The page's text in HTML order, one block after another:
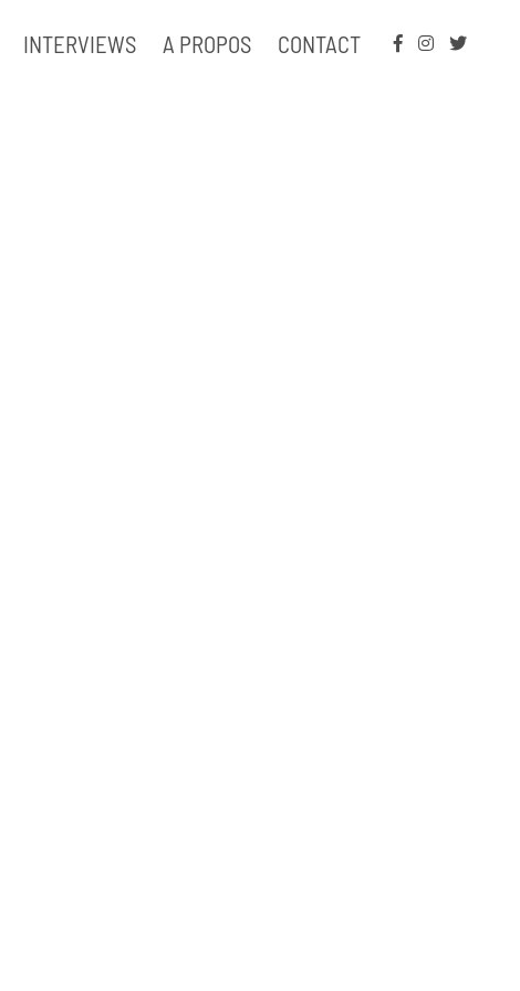
INTERVIEWS A PROPOS CONTACT